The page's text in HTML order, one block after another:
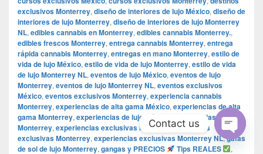
exclusivos Monterrey, diseño de interiores de lujo México, diseño de
interiores de lujo Monterrey, diseño de interiores de lujo Monterrey
NL, edibles cannabis en Monterrey, edibles cannabis Monterrey.,
edibles frescos Monterrey, entrega cannabis Monterrey, entrega
rápida cannabis Monterrey, entregas en mano Monterrey, estilo de
vida de lujo México, estilo de vida de lujo Monterrey, estilo de vida
de lujo Monterrey NL, eventos de lujo México, eventos de lujo
Monterrey, eventos de lujo Monterrey NL, eventos exclusivos
México, eventos exclusivos Monterrey, experiencia cannabis
Monterrey, experiencias de alta gama México, experiencias de alta
gama Monterrey, experiencias de lujo México
experiencias de lujo
Monterrey, experiencias exclusivas México ,experiencias
exclusivas Monterrey, experiencias exclusivas Monterrey NL,gafas
de sol de lujo Monterrey, gangas y PRECIOS Tips REALES ,
Contact us
Open